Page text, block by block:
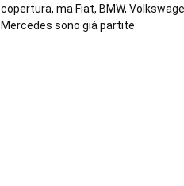
copertura, ma Fiat, BMW,
Mercedes sono già partite